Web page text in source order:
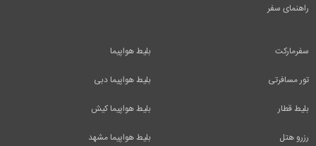
راهنمای سفر
بلیط هواپیما
بلیط هواپیما دبی
بلیط هواپیما کیش
بلیط هواپیما مشهد
سفرمارکت
تور مسافرتی
بلیط قطار
رزرو هتل